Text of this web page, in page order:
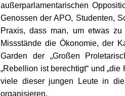
außerparlamentarischen
Genossen der APO, Studenten,
Praxis, dass man, um etwas
Missstände die Ökonomie, der
Garden der „Großen
„Rebellion ist berechtigt“ und
viele dieser jungen Leute in
organisieren.